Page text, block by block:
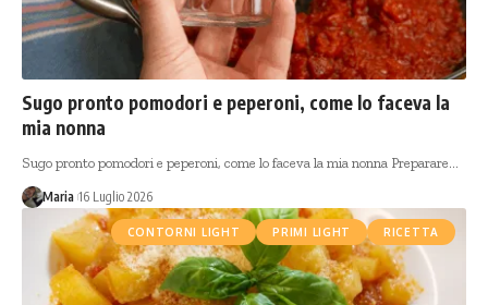
Sugo pronto pomodori e peperoni, come lo faceva la
mia nonna
Sugo pronto pomodori e peperoni, come lo faceva la mia nonna Preparare…
Maria 16 Luglio 2026
CONTORNI LIGHT PRIMI LIGHT RICETTA